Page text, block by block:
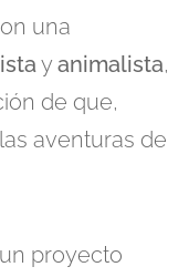
una
yanimalista,
de que,
aventuras de
proyecto